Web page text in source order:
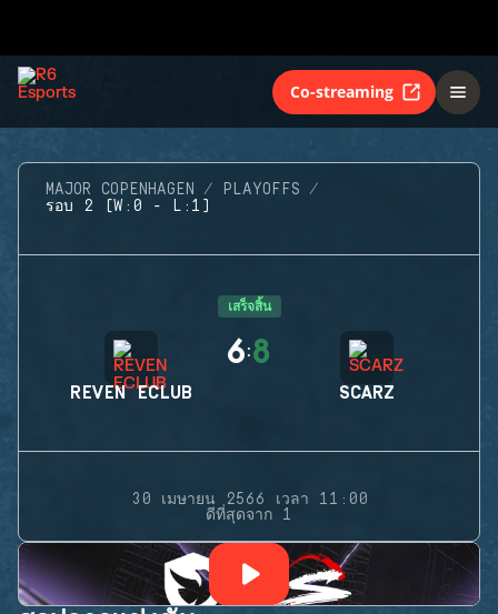
Co-streaming
MAJOR COPENHAGEN
PLAYOFFS
รอบ 2 (W:0 - L:1)
เสร็จสิ้น
REVEN ECLUB
6:8
SCARZ
30 เมษายน 2566 เวลา 11:00
ดีที่สุดจาก 1